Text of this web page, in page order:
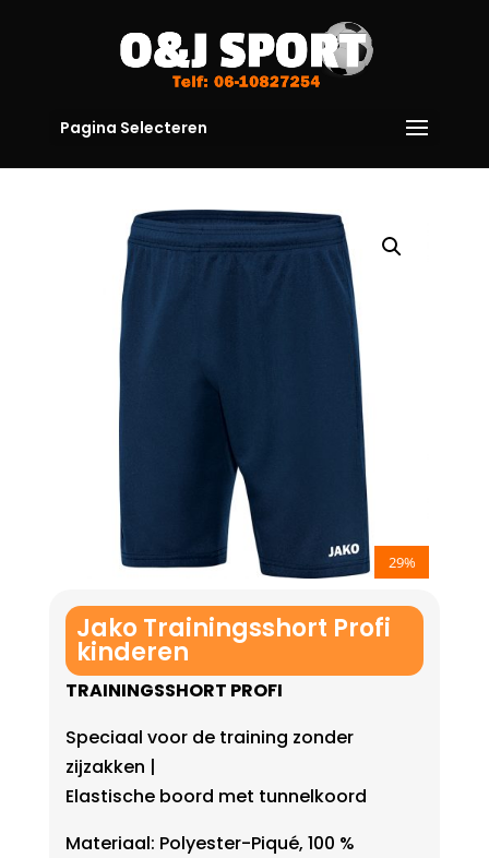
Pagina Selecteren
29%
Jako Trainingsshort Profi
kinderen
TRAININGSSHORT PROFI
Speciaal voor de training zonder
zijzakken |
Elastische boord met tunnelkoord
Materiaal: Polyester-Piqué, 100 %